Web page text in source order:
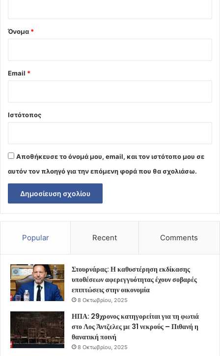
Όνομα *
Email *
Ιστότοπος
Αποθήκευσε το όνομά μου, email, και τον ιστότοπο μου σε
αυτόν τον πλοηγό για την επόμενη φορά που θα σχολιάσω.
Popular Recent Comments
Στουρνάρας: Η καθυστέρηση εκδίκασης
υποθέσεων αφερεγγυότητας έχουν σοβαρές
επιπτώσεις στην οικονομία
8 Οκτωβρίου, 2025
ΗΠΑ: 29χρονος κατηγορείται για τη φωτιά
στο Λος Άντζελες με 31 νεκρούς – Πιθανή η
θανατική ποινή
8 Οκτωβρίου, 2025